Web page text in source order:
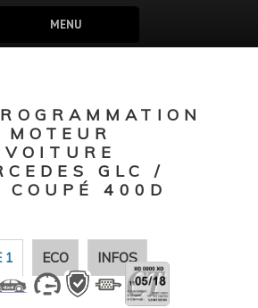
MENU
MOTEUR
VOITURE
GLC /
COUPÉ 400D
1 ECO INFOS